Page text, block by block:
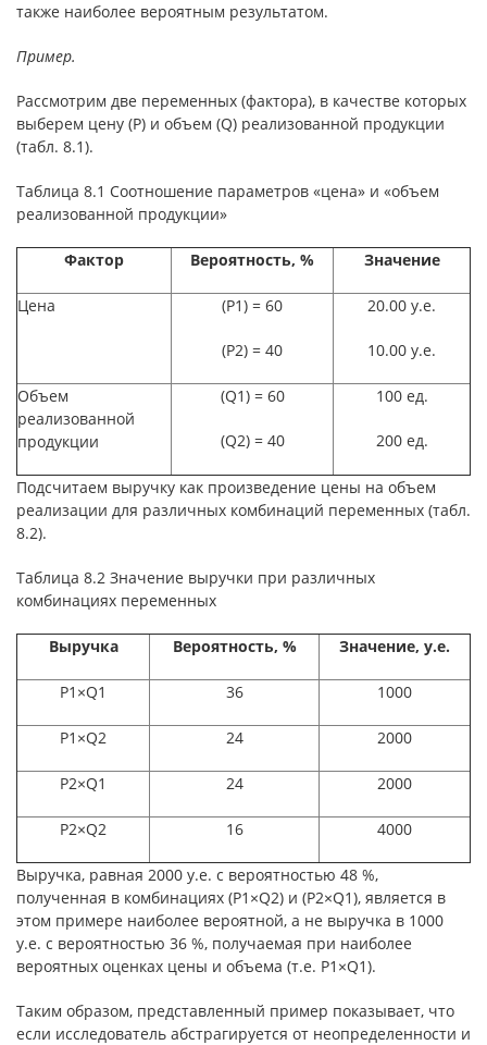
также наиболее вероятным результатом.
Пример.
Рассмотрим две переменных (фактора), в качестве которых
выберем цену (Р) и объем (Q) реализованной продукции
(табл. 8.1).
Таблица 8.1 Соотношение параметров «цена» и «объем
реализованной продукции»
Фактор Вероятность, % Значение
Цена (P1) = 60
(P2) = 40
20.00 у.е.
10.00 у.е.
Объем
реализованной
продукции
(Q1) = 60
(Q2) = 40
100 ед.
200 ед.
Подсчитаем выручку как произведение цены на объем
реализации для различных комбинаций переменных (табл.
8.2).
Таблица 8.2 Значение выручки при различных
комбинациях переменных
Выручка Вероятность, % Значение, у.е.
P1×Q1 36 1000
P1×Q2 24 2000
P2×Q1 24 2000
P2×Q2 16 4000
Выручка, равная 2000 у.е. с вероятностью 48 %,
полученная в комбинациях (P1×Q2) и (P2×Q1), является в
этом примере наиболее вероятной, а не выручка в 1000
у.е. с вероятностью 36 %, получаемая при наиболее
вероятных оценках цены и объема (т.е. P1×Q1).
Таким образом, представленный пример показывает, что
если исследователь абстрагируется от неопределенности и